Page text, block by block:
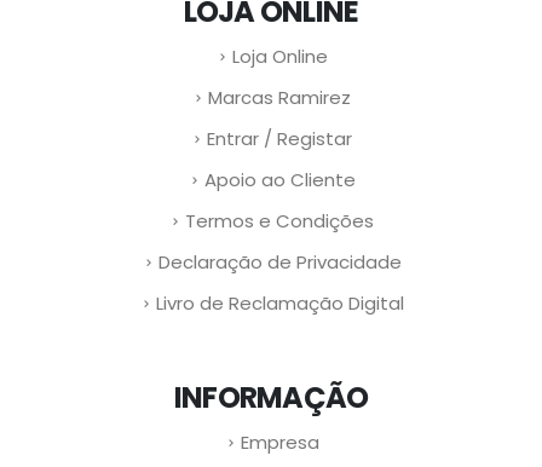
LOJA ONLINE
Loja Online
Marcas Ramirez
Entrar / Registar
Apoio ao Cliente
Termos e Condições
Declaração de Privacidade
Livro de Reclamação Digital
INFORMAÇÃO
Empresa